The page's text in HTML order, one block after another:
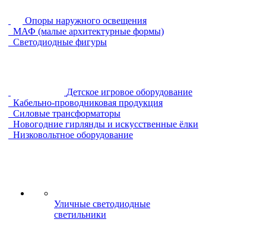
Опоры наружного освещения
МАФ (малые архитектурные формы)
Светодиодные фигуры
Детское игровое оборудование
Кабельно-проводниковая продукция
Силовые трансформаторы
Новогодние гирлянды и искусственные ёлки
Низковольтное оборудование
Уличные светодиодные
светильники